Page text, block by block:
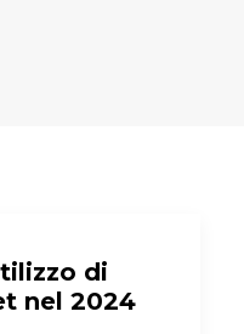
di
nel 2024